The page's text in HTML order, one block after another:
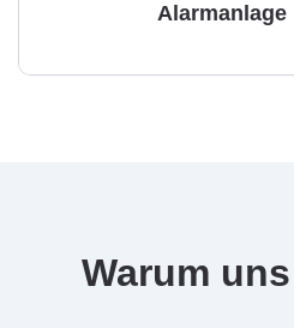
Alarmanlage
Warum